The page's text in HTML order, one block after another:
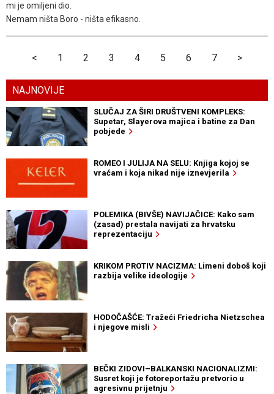
mi je omiljeni dio.
Nemam ništa Boro - ništa efikasno.
< 1 2 3 4 5 6 7 >
NAJNOVIJE
SLUČAJ ZA ŠIRI DRUŠTVENI KOMPLEKS:
Supetar, Slayerova majica i batine za Dan
pobjede
ROMEO I JULIJA NA SELU: Knjiga kojoj se
vraćam i koja nikad nije iznevjerila
POLEMIKA (BIVŠE) NAVIJAČICE: Kako sam
(zasad) prestala navijati za hrvatsku
reprezentaciju
KRIKOM PROTIV NACIZMA: Limeni doboš koji
razbija velike ideologije
HODOČAŠĆE: Tražeći Friedricha Nietzschea
i njegove misli
BEČKI ZIDOVI–BALKANSKI NACIONALIZMI:
Susret koji je fotoreportažu pretvorio u
agresivnu prijetnju